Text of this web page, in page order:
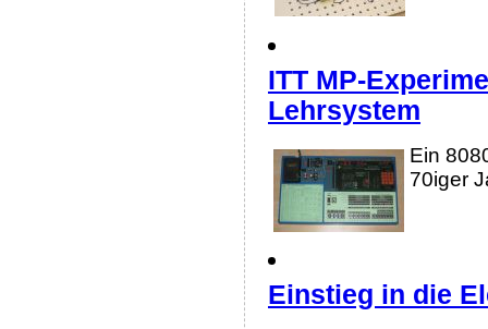
ITT MP-
Lehrsystem
Ein
70iger
Einstieg in die